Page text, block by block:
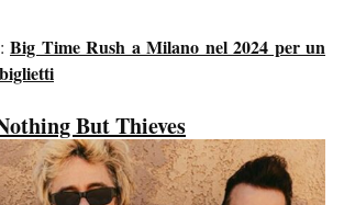
Big Time Rush a Milano nel 2024 per un
But Thieves